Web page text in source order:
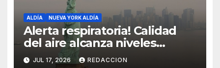
ALDÍA NUEVA YORK ALDÍA
Alerta respiratoria! Calidad
del aire alcanza niveles
peligrosos en NYC
JUL 17, 2026 REDACCION